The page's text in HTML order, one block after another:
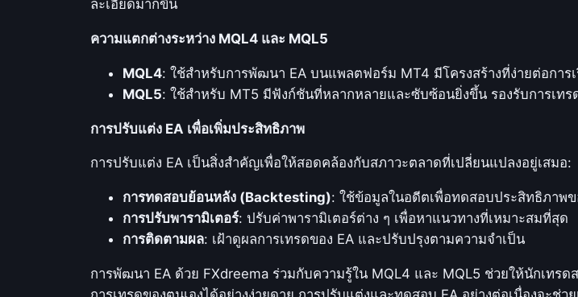
ละเอียดมากขึ้น
ความแตกต่างระหว่าง MQL4 และ MQL5
MQL4: ใช้สำหรับการพัฒนา EA บนแพลตฟอร์ม MT4 มีโครงสร้างที่ง่ายต่อการ
MQL5: ใช้สำหรับ MT5 มีฟังก์ชันที่หลากหลายและซับซ้อนยิ่งขึ้น รองรับการเท
การปรับแต่ง EA เพื่อเพิ่มประสิทธิภาพ
การปรับแต่ง EA เป็นสิ่งสำคัญเพื่อให้สอดคล้องกับสภาวะตลาดที่เปลี่ยนแปลงอยู่เสมอ:
การทดสอบย้อนหลัง (Backtesting): ใช้ข้อมูลในอดีตเพื่อทดสอบประสิทธิภาพข
การปรับพารามิเตอร์: ปรับค่าพารามิเตอร์ต่าง ๆ เพื่อหาแนวทางที่เหมาะสมที่สุด
การติดตามผล: เฝ้าดูผลการเทรดของ EA และปรับปรุงตามความจำเป็น
การพัฒนา EA ด้วย FXdreema ร่วมกับความรู้ใน MQL4 และ MQL5 ช่วยให้นักเท